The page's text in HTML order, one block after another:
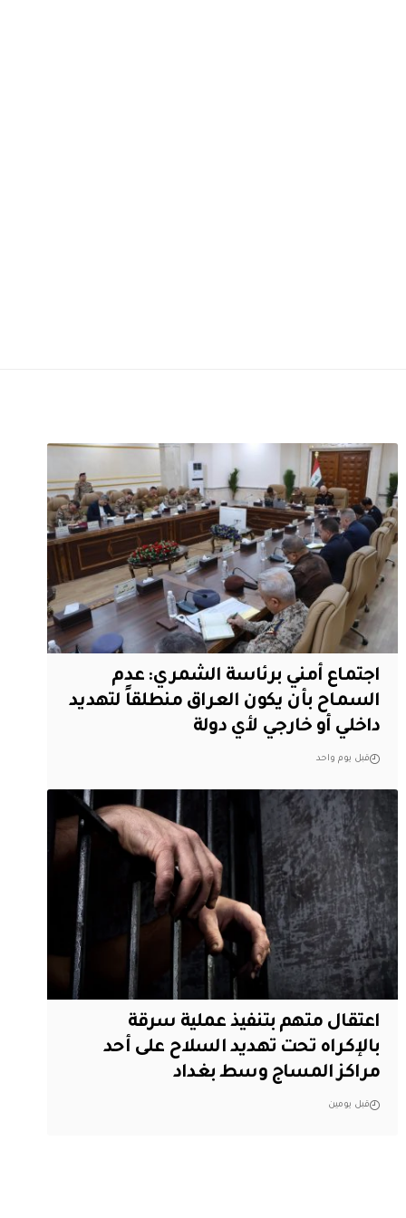
اجتماع أمني برئاسة الشمري: عدم
السماح بأن يكون العراق منطلقاً لتهديد
داخلي أو خارجي لأي دولة
قبل يوم واحد
اعتقال متهم بتنفيذ عملية سرقة
بالإكراه تحت تهديد السلاح على أحد
مراكز المساج وسط بغداد
قبل يومين